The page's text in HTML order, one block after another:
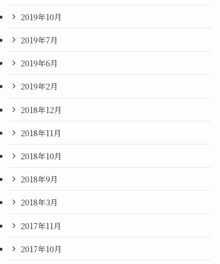
2019年10月
2019年7月
2019年6月
2019年2月
2018年12月
2018年11月
2018年10月
2018年9月
2018年3月
2017年11月
2017年10月